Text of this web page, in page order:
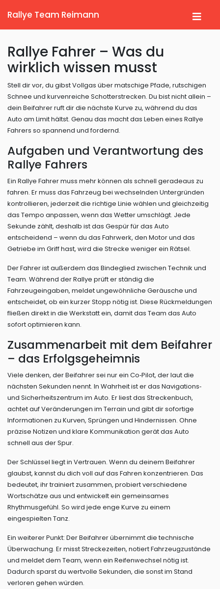
Rallye Team Reimann
Rallye Fahrer – Was du
wirklich wissen musst
Stell dir vor, du gibst Vollgas über matschige Pfade, rutschigen
Schnee und kurvenreiche Schotterstrecken. Du bist nicht allein –
dein Beifahrer ruft dir die nächste Kurve zu, während du das
Auto am Limit hältst. Genau das macht das Leben eines Rallye
Fahrers so spannend und fordernd.
Aufgaben und Verantwortung des
Rallye Fahrers
Ein Rallye Fahrer muss mehr können als schnell geradeaus zu
fahren. Er muss das Fahrzeug bei wechselnden Untergründen
kontrollieren, jederzeit die richtige Linie wählen und gleichzeitig
das Tempo anpassen, wenn das Wetter umschlägt. Jede
Sekunde zählt, deshalb ist das Gespür für das Auto
entscheidend – wenn du das Fahrwerk, den Motor und das
Getriebe im Griff hast, wird die Strecke weniger ein Rätsel.
Der Fahrer ist außerdem das Bindeglied zwischen Technik und
Team. Während der Rallye prüft er ständig die
Fahrzeugeingaben, meldet ungewöhnliche Geräusche und
entscheidet, ob ein kurzer Stopp nötig ist. Diese Rückmeldungen
fließen direkt in die Werkstatt ein, damit das Team das Auto
sofort optimieren kann.
Zusammenarbeit mit dem Beifahrer
– das Erfolgsgeheimnis
Viele denken, der Beifahrer sei nur ein Co‑Pilot, der laut die
nächsten Sekunden nennt. In Wahrheit ist er das Navigations‑
und Sicherheitszentrum im Auto. Er liest das Streckenbuch,
achtet auf Veränderungen im Terrain und gibt dir sofortige
Informationen zu Kurven, Sprüngen und Hindernissen. Ohne
präzise Notizen und klare Kommunikation gerät das Auto
schnell aus der Spur.
Der Schlüssel liegt in Vertrauen. Wenn du deinem Beifahrer
glaubst, kannst du dich voll auf das Fahren konzentrieren. Das
bedeutet, ihr trainiert zusammen, probiert verschiedene
Wortschätze aus und entwickelt ein gemeinsames
Rhythmusgefühl. So wird jede enge Kurve zu einem
eingespielten Tanz.
Ein weiterer Punkt: Der Beifahrer übernimmt die technische
Überwachung. Er misst Streckezeiten, notiert Fahrzeugzustände
und meldet dem Team, wenn ein Reifenwechsel nötig ist.
Dadurch sparst du wertvolle Sekunden, die sonst im Stand
verloren gehen würden.